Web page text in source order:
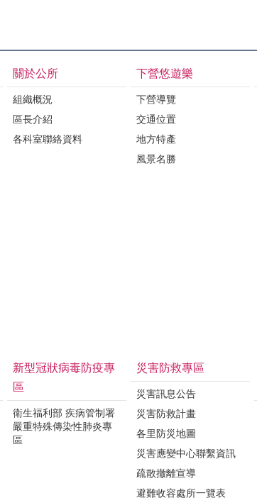
關於公所
組織概況
區長介紹
各科室聯絡資料
下營悠遊樂
下營導覽
交通位置
地方特產
風景名勝
新型冠狀病毒防疫專
區
衛生福利部 疾病管制署
嚴重特殊傳染性肺炎專
區
災害防救專區
災害訊息公告
災害防救計畫
各里防災地圖
災害應變中心聯繫資訊
疏散撤離宣導
避難收容處所一覽表